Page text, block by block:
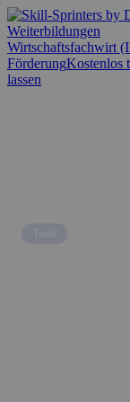
Weiterbildungen
Wirtschaftsfachwirt
FörderungKostenlos
lassen